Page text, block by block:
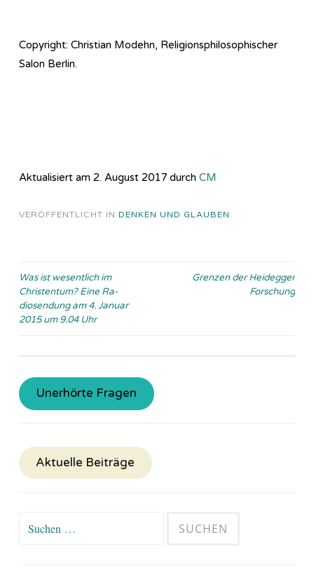
Copyright: Christian Modehn, Religionsphilosophischer
Salon Berlin.
Aktualisiert am 2. August 2017 durch CM
VERÖFFENTLICHT IN DENKEN UND GLAUBEN
Beitragsnavigation
Was ist wesentlich im
Christentum? Eine Ra­
dio­sen­dung am 4. Januar
2015 um 9.04 Uhr
Grenzen der Heidegger
Forschung
Unerhörte Fragen
Aktuelle Beiträge
Suchen